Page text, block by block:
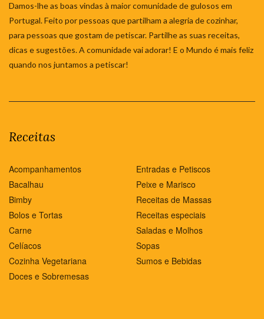
Damos-lhe as boas vindas à maior comunidade de gulosos em
Portugal. Feito por pessoas que partilham a alegria de cozinhar,
para pessoas que gostam de petiscar. Partilhe as suas receitas,
dicas e sugestões. A comunidade vai adorar! E o Mundo é mais feliz
quando nos juntamos a petiscar!
Receitas
Acompanhamentos
Bacalhau
Bimby
Bolos e Tortas
Carne
Celíacos
Cozinha Vegetariana
Doces e Sobremesas
Entradas e Petiscos
Peixe e Marisco
Receitas de Massas
Receitas especiais
Saladas e Molhos
Sopas
Sumos e Bebidas